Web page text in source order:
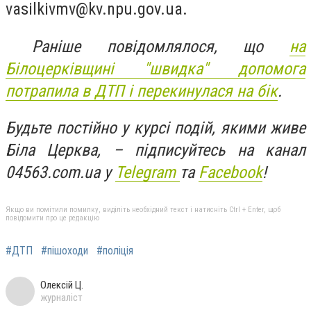
vasilkivmv@kv.npu.gov.ua.
Раніше повідомлялося, що на
Білоцерківщині "швидка" допомога
потрапила в ДТП і перекинулася на бік.
Будьте постійно у курсі подій, якими живе
Біла Церква, – підписуйтесь на канал
04563.com.ua у Telegram та Facebook!
Якщо ви помітили помилку, виділіть необхідний текст і натисніть Ctrl + Enter, щоб
повідомити про це редакцію
#ДТП #пішоходи #поліція
Олексій Ц.
журналіст